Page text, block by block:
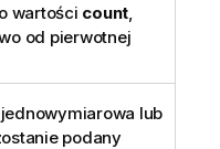
wartości count
od pierwotnej
lub
podany